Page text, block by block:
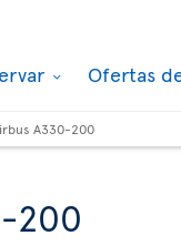
Ofertas
A330-200
200